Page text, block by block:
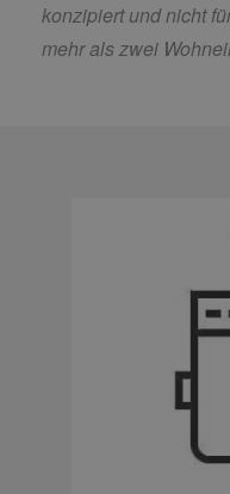
konzipiert und nicht
mehr als zwei